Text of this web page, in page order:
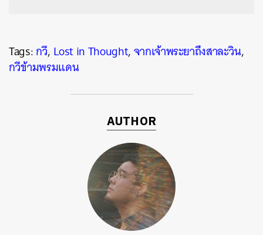
Tags:กวี, Lost in Thought,จากเจ้าพระยาถึงสาละวิน,
กวีข้ามพรมแดน
AUTHOR